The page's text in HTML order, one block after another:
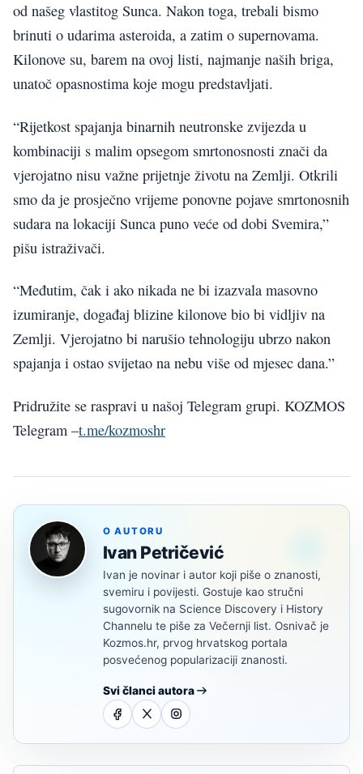
od našeg vlastitog Sunca. Nakon toga, trebali bismo
brinuti o udarima asteroida, a zatim o supernovama.
Kilonove su, barem na ovoj listi, najmanje naših briga,
unatoč opasnostima koje mogu predstavljati.
“Rijetkost spajanja binarnih neutronske zvijezda u
kombinaciji s malim opsegom smrtonosnosti znači da
vjerojatno nisu važne prijetnje životu na Zemlji. Otkrili
smo da je prosječno vrijeme ponovne pojave smrtonosnih
sudara na lokaciji Sunca puno veće od dobi Svemira,”
pišu istraživači.
“Međutim, čak i ako nikada ne bi izazvala masovno
izumiranje, događaj blizine kilonove bio bi vidljiv na
Zemlji. Vjerojatno bi narušio tehnologiju ubrzo nakon
spajanja i ostao svijetao na nebu više od mjesec dana.”
Pridružite se raspravi u našoj Telegram grupi. KOZMOS
Telegram –t.me/kozmoshr
O AUTORU
Ivan Petričević
Ivan je novinar i autor koji piše o znanosti,
svemiru i povijesti. Gostuje kao stručni
sugovornik na Science Discovery i History
Channelu te piše za Večernji list. Osnivač je
Kozmos.hr, prvog hrvatskog portala
posvećenog popularizaciji znanosti.
Svi članci autora